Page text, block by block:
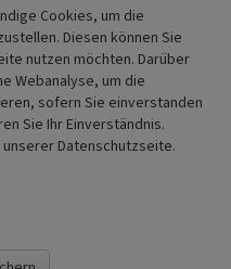
Alter: Sie sind
gehören somit in die
und
Natur. Köln.
Cookies, um die
Diesen können Sie
nutzen möchten. Darüber
Webanalyse, um die
sofern Sie einverstanden
Sie Ihr Einverständnis.
Datenschutzseite.